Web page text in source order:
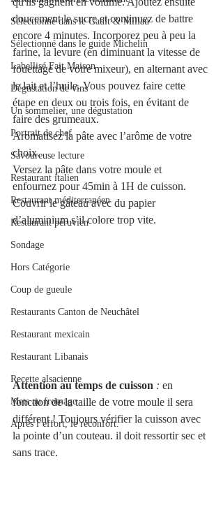
Sélectionné dans le Gault & Millau
Sélectionné dans le guide Michelin
Labellisé Fait Maison
Dégustation de vins
Un sommelier, une dégustation
Portrait de chef
Savoureuse lecture
Restaurant italien
Restaurant méditerranéen
Restaurant péruvien
Sondage
Hors Catégorie
Coup de gueule
Restaurants Canton de Neuchâtel
Restaurant mexicain
Restaurant Libanais
Recette alsacienne
Mets au fromage
Après l’effort, le réconfort.
doucement le sucre et continuez de battre
encore 4 minutes. Incorporez peu à peu la
farine, la levure (en diminuant la vitesse de
fouettage de votre mixeur), en alternant avec
le lait et l’huile. Vous pouvez faire cette
étape en deux ou trois fois, en évitant de
faire des grumeaux.
Aromatisez la pâte avec l’arôme de votre
choix.
Versez la pâte dans votre moule et
enfournez pour 45min à 1H de cuisson.
Couvrir le gâteau avec du papier
d’aluminium s’il colore trop vite.
Attention au temps de cuisson : en
fonction de la taille de votre moule il sera
différent ! Toujours vérifier la cuisson avec
la pointe d’un couteau. il doit ressortir sec et
sans trace.